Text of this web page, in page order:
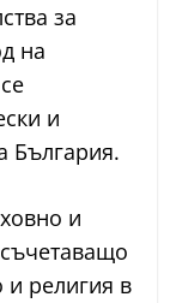
за
на
и
България.
и
и религия в